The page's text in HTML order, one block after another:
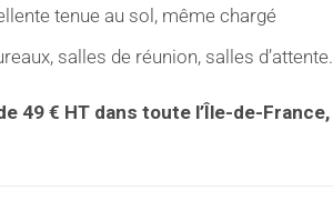
tenue au sol, même chargé
salles de réunion, salles d’attente.
49 € HT dans toute l’Île-de-France,